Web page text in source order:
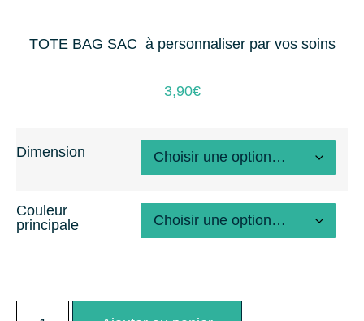
TOTE BAG SAC à personnaliser par vos soins
3,90€
Dimension
Couleur
principale